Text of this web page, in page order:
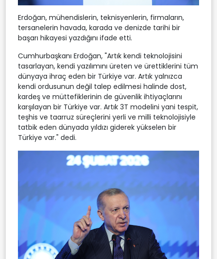
Erdoğan, mühendislerin, teknisyenlerin, firmaların,
tersanelerin havada, karada ve denizde tarihi bir
başarı hikayesi yazdığını ifade etti.
Cumhurbaşkanı Erdoğan, "Artık kendi teknolojisini
tasarlayan, kendi yazılımını üreten ve ürettiklerini tüm
dünyaya ihraç eden bir Türkiye var. Artık yalnızca
kendi ordusunun değil talep edilmesi halinde dost,
kardeş ve müttefiklerinin de güvenlik ihtiyaçlarını
karşılayan bir Türkiye var. Artık 3T modelini yani tespit,
teşhis ve taarruz süreçlerini yerli ve milli teknolojisiyle
tatbik eden dünyada yıldızı giderek yükselen bir
Türkiye var." dedi.